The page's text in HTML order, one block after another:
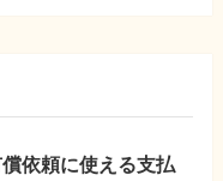
依頼に使える支払